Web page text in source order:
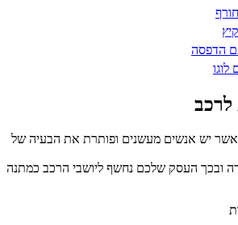
הדפסה
לוגו
יש אנשים מעשנים ופותרת את הבעיה של
ובכך העסק שלכם נחשף ליושבי הרכב כמתנה